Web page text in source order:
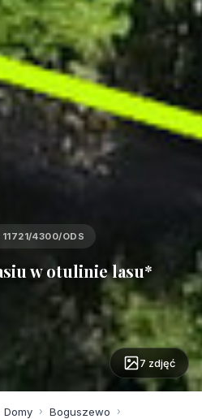
11721/4300/ODS
w otulinie lasu*
7 zdjęć
Domy › Boguszewo ›